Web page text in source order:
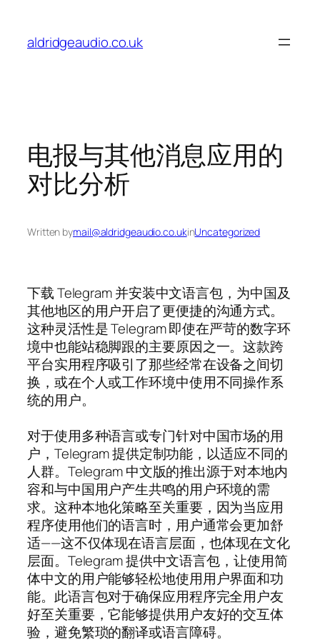
content
aldridgeaudio.co.uk
电报与其他消息应用的
对比分析
Written bymail@aldridgeaudio.co.ukinUncategorized
下载 Telegram 并安装中文语言包，为中国及
其他地区的用户开启了更便捷的沟通方式。
这种灵活性是 Telegram 即使在严苛的数字环
境中也能站稳脚跟的主要原因之一。这款跨
平台实用程序吸引了那些经常在设备之间切
换，或在个人或工作环境中使用不同操作系
统的用户。
对于使用多种语言或专门针对中国市场的用
户，Telegram 提供定制功能，以适应不同的
人群。Telegram 中文版的推出源于对本地内
容和与中国用户产生共鸣的用户环境的需
求。这种本地化策略至关重要，因为当应用
程序使用他们的语言时，用户通常会更加舒
适——这不仅体现在语言层面，也体现在文化
层面。Telegram 提供中文语言包，让使用简
体中文的用户能够轻松地使用用户界面和功
能。此语言包对于确保应用程序完全用户友
好至关重要，它能够提供用户友好的交互体
验，避免繁琐的翻译或语言障碍。